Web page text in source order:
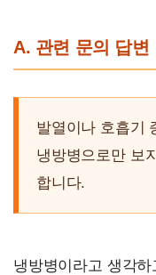
A. 관련 문의 답변
발열이나 호흡기
냉방병으로만 보
합니다.
냉방병이라고 생각